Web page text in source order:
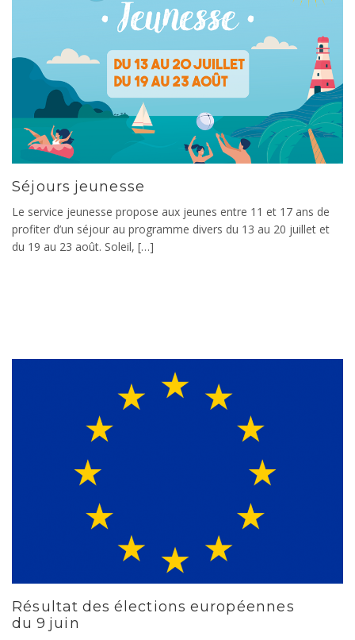
Séjours jeunesse
Le service jeunesse propose aux jeunes entre 11 et 17 ans de
profiter d’un séjour au programme divers du 13 au 20 juillet et
du 19 au 23 août. Soleil, […]
Résultat des élections européennes
du 9 juin